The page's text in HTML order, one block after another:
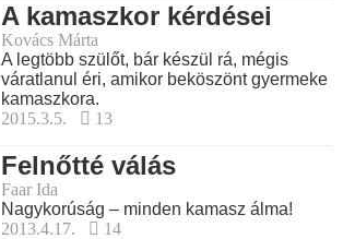
A kamaszkor kérdései
Kovács Márta
A legtöbb szülőt, bár készül rá, mégis
váratlanul éri, amikor beköszönt gyermeke
kamaszkora.
2015.3.5.
13
Felnőtté válás
Faar Ida
Nagykorúság – minden kamasz álma!
2013.4.17.
14